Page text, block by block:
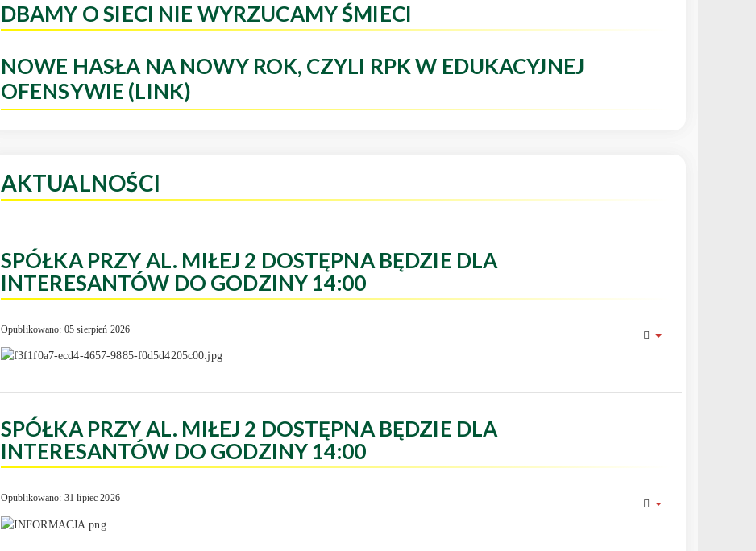
DBAMY O SIECI NIE WYRZUCAMY ŚMIECI
NOWE HASŁA NA NOWY ROK, CZYLI RPK W EDUKACYJNEJ
OFENSYWIE (LINK)
AKTUALNOŚCI
SPÓŁKA PRZY AL. MIŁEJ 2 DOSTĘPNA BĘDZIE DLA
INTERESANTÓW DO GODZINY 14:00
Opublikowano: 05 sierpień 2026
SPÓŁKA PRZY AL. MIŁEJ 2 DOSTĘPNA BĘDZIE DLA
INTERESANTÓW DO GODZINY 14:00
Opublikowano: 31 lipiec 2026